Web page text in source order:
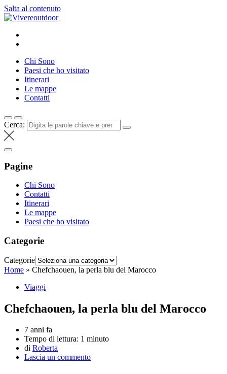
Salta al contenuto
Vivereoutdoor
Make every day an adventure
Chi Sono
Paesi che ho visitato
Itinerari
Le mappe
Contatti
Cerca:
Pagine
Chi Sono
Contatti
Itinerari
Le mappe
Paesi che ho visitato
Categorie
Categorie
Home » Chefchaouen, la perla blu del Marocco
Viaggi
Chefchaouen, la perla blu del Marocco
7 anni fa
Tempo di lettura: 1 minuto
di Roberta
Lascia un commento